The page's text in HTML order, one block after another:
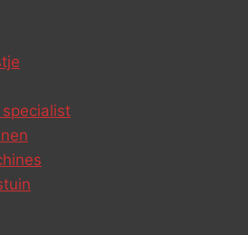
specialist